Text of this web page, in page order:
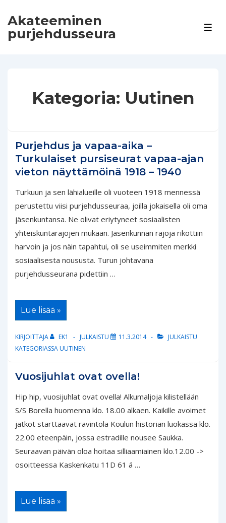
Siirry
pääsisältöön
Akateeminen
purjehdusseura
Kategoria: Uutinen
Purjehdus ja vapaa-aika –
Turkulaiset pursiseurat vapaa-ajan
vieton näyttämöinä 1918 – 1940
Turkuun ja sen lähialueille oli vuoteen 1918 mennessä
perustettu viisi purjehdusseuraa, joilla jokaisella oli oma
jäsenkuntansa. Ne olivat eriytyneet sosiaalisten
yhteiskuntarajojen mukaan. Jäsenkunnan rajoja rikottiin
harvoin ja jos näin tapahtui, oli se useimmiten merkki
sosiaalisesta noususta. Turun johtavana
purjehdusseurana pidettiin …
Purjehdus
ja
vapaa-
–
Turkulaiset
ajan
vieton
1918
–
1940
Lue lisää »
KIRJOITTAJA EK1 JULKAISTU 11.3.2014
JULKAISTU
KATEGORIASSAUUTINEN
Vuosijuhlat ovat ovella!
Hip hip, vuosijuhlat ovat ovella! Alkumaljoja kilistellään
S/S Borella huomenna klo. 18.00 alkaen. Kaikille avoimet
jatkot starttaavat ravintola Koulun historian luokassa klo.
22.00 eteenpäin, jossa estradille nousee Saukka.
Seuraavan päivän oloa hoitaa silliaamiainen klo.12.00 ->
osoitteessa Kaskenkatu 11D 61 á …
Vuosijuhlat
ovat
ovella!
Lue lisää »